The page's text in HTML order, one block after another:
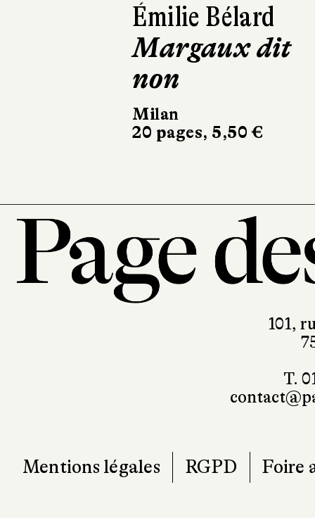
Émilie Bélard
Margaux dit
non
Milan
20 pages, 5,50 €
101,
T.
Mentions légales RGPD Foire